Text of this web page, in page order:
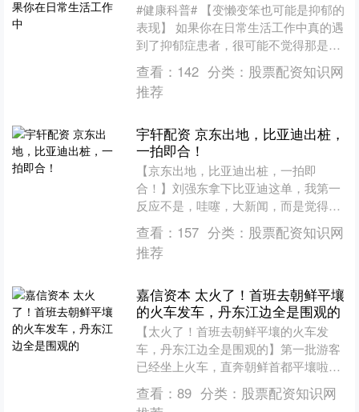
#健康科普# 【变懒变笨也可能是抑郁的
表现】 如果你在日常生活工作中真的遇
到了抑郁症患者，很可能不觉得那是
个“病人”，而是个麻烦、矫情甚至让人
讨厌的人： 变懒：....
查看： 142 分类： 股票配资知识网
推荐
宇轩配资 京东出地，比亚迪出桩，
一拍即合！
【京东出地，比亚迪出桩，一拍即
合！】刘强东拿下比亚迪这单，我第一
反应不是，哇噻，大新闻，而是觉得：
东子这回终于想明白了，知道自己手里
啥最值钱了。 京东这回玩的是....
查看： 157 分类： 股票配资知识网
推荐
嘉信资本 太火了！首班去朝鲜平壤
的火车发车，丹东江边全是围观的
【太火了！首班去朝鲜平壤的火车发
车，丹东江边全是围观的】第一批游客
已经坐上火车，直奔朝鲜首都平壤啦！
列车缓缓驶过鸭绿江大桥时，丹东江边
直接挤满了人，大家举着手机....
查看： 89 分类： 股票配资知识网